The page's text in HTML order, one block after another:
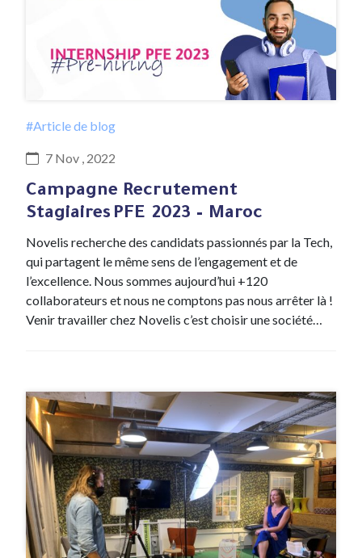
#Article de blog
7 Nov , 2022
Campagne Recrutement
Stagiaires PFE 2023 – Maroc
Novelis recherche des candidats passionnés par la Tech,
qui partagent le même sens de l’engagement et de
l’excellence. Nous sommes aujourd’hui +120
collaborateurs et nous ne comptons pas nous arrêter là !
Venir travailler chez Novelis c’est choisir une société…